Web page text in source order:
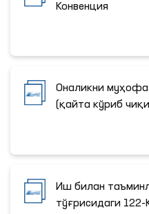
Конвенция
Оналикни
(қайта кўриб
Иш билан
тўғрисидаги 122-